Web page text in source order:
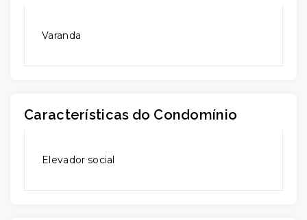
Varanda
Características do Condomínio
Elevador social